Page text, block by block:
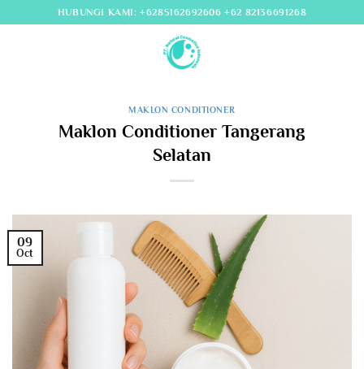
to
HUBUNGI KAMI: +6285162692606 +62 82136691268
MAKLON CONDITIONER
Maklon Conditioner Tangerang
Selatan
09
Oct